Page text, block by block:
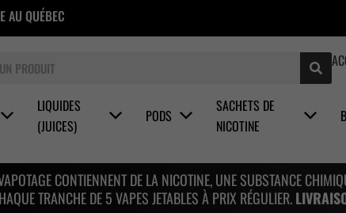
AU QUÉBEC
LIQUIDES
(JUICES)
PODS
SACHETS DE
NICOTINE
CONTIENNENT DE LA NICOTINE, UNE SUBSTANCE
TRANCHE DE 5 VAPES JETABLES À PRIX RÉGULIER.